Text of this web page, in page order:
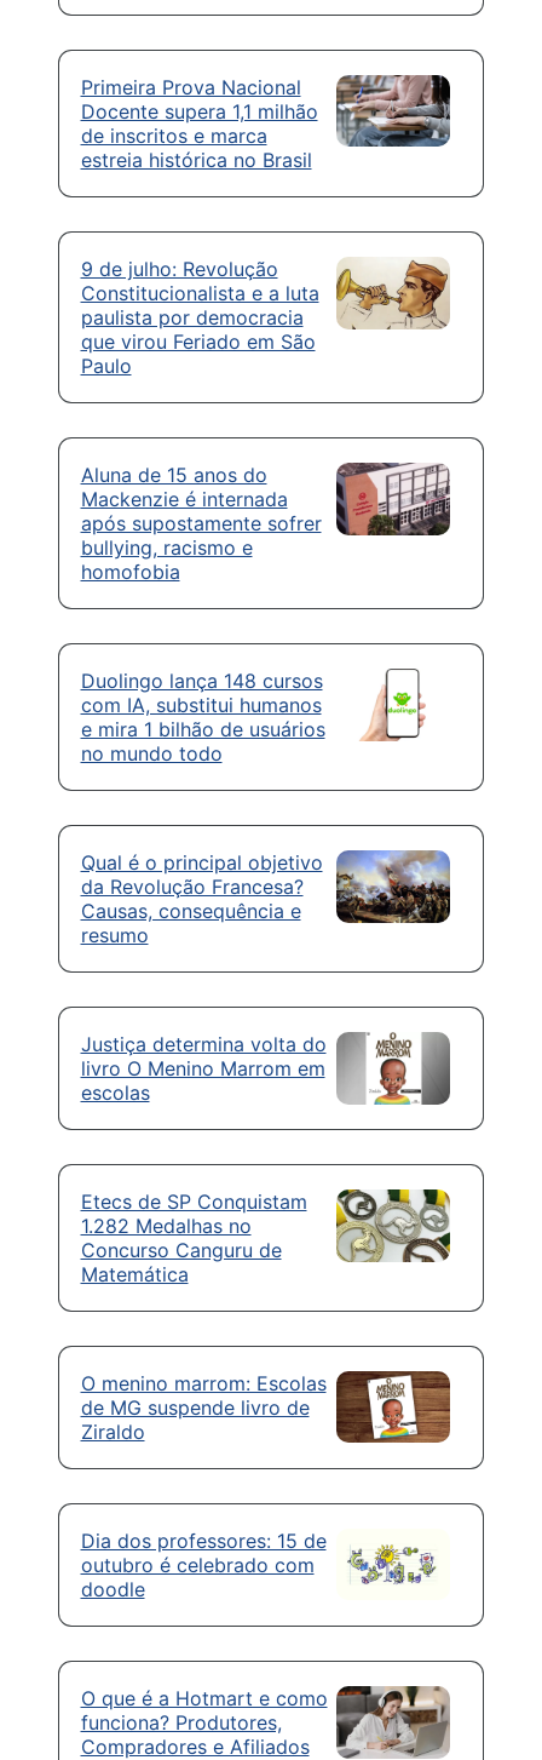
Primeira Prova Nacional
Docente supera 1,1 milhão
de inscritos e marca
estreia histórica no Brasil
9 de julho: Revolução
Constitucionalista e a luta
paulista por democracia
que virou Feriado em São
Paulo
Aluna de 15 anos do
Mackenzie é internada
após supostamente sofrer
bullying, racismo e
homofobia
Duolingo lança 148 cursos
com IA, substitui humanos
e mira 1 bilhão de usuários
no mundo todo
Qual é o principal objetivo
da Revolução Francesa?
Causas, consequência e
resumo
Justiça determina volta do
livro O Menino Marrom em
escolas
Etecs de SP Conquistam
1.282 Medalhas no
Concurso Canguru de
Matemática
O menino marrom: Escolas
de MG suspende livro de
Ziraldo
Dia dos professores: 15 de
outubro é celebrado com
doodle
O que é a Hotmart e como
funciona? Produtores,
Compradores e Afiliados